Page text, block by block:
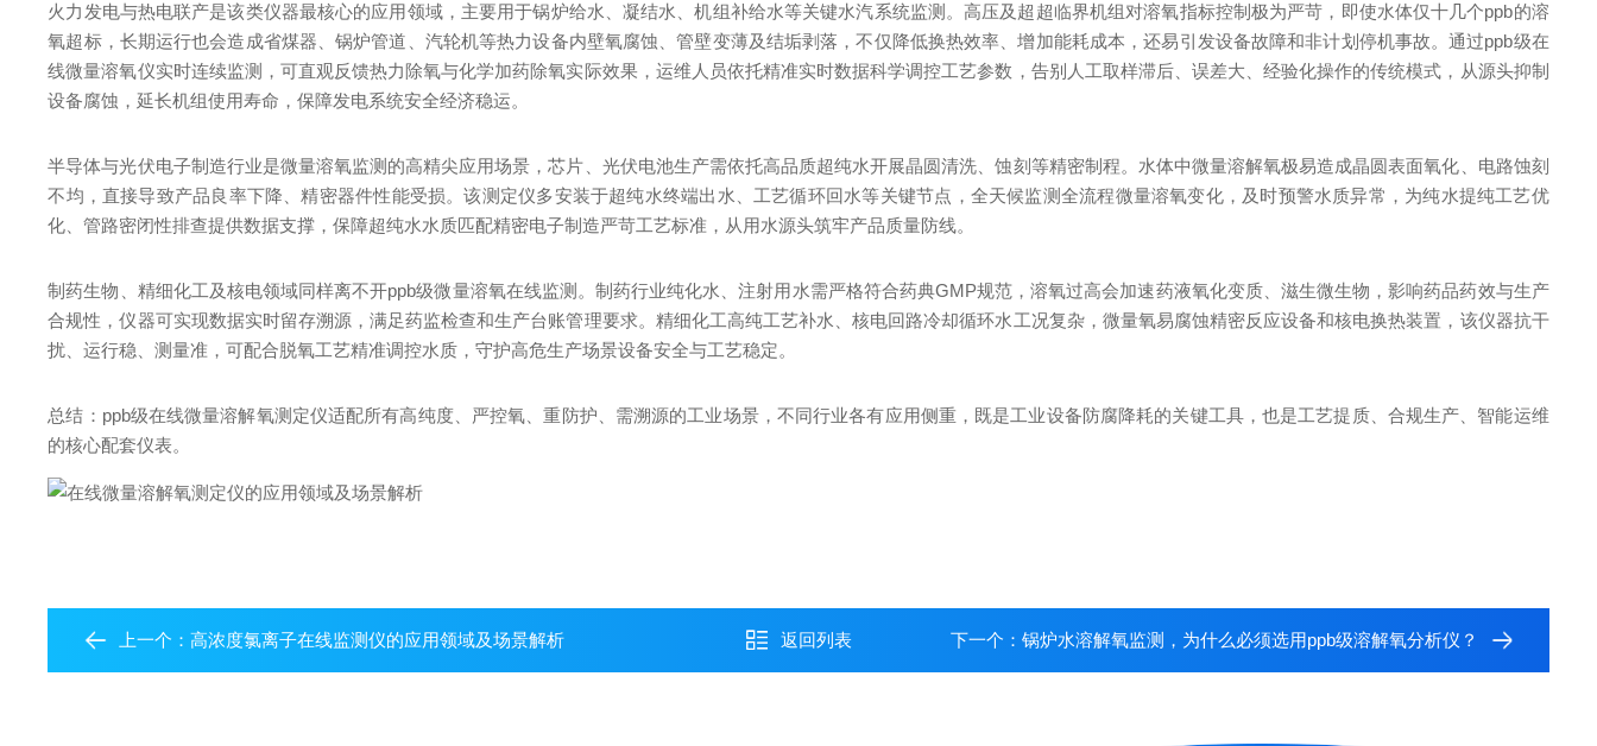
火力发电与热电联产是该类仪器最核心的应用领域，主要用于锅炉给水、凝结水、机组补给水等关键水汽系统监测。高压及超超临界机组对溶氧指标控制极为严苛，即使水体仅十几个ppb的溶
氧超标，长期运行也会造成省煤器、锅炉管道、汽轮机等热力设备内壁氧腐蚀、管壁变薄及结垢剥落，不仅降低换热效率、增加能耗成本，还易引发设备故障和非计划停机事故。通过ppb级在
线微量溶氧仪实时连续监测，可直观反馈热力除氧与化学加药除氧实际效果，运维人员依托精准实时数据科学调控工艺参数，告别人工取样滞后、误差大、经验化操作的传统模式，从源头抑制
设备腐蚀，延长机组使用寿命，保障发电系统安全经济稳运。
半导体与光伏电子制造行业是微量溶氧监测的高精尖应用场景，芯片、光伏电池生产需依托高品质超纯水开展晶圆清洗、蚀刻等精密制程。水体中微量溶解氧极易造成晶圆表面氧化、电路蚀刻
不均，直接导致产品良率下降、精密器件性能受损。该测定仪多安装于超纯水终端出水、工艺循环回水等关键节点，全天候监测全流程微量溶氧变化，及时预警水质异常，为纯水提纯工艺优
化、管路密闭性排查提供数据支撑，保障超纯水水质匹配精密电子制造严苛工艺标准，从用水源头筑牢产品质量防线。
制药生物、精细化工及核电领域同样离不开ppb级微量溶氧在线监测。制药行业纯化水、注射用水需严格符合药典GMP规范，溶氧过高会加速药液氧化变质、滋生微生物，影响药品药效与生产
合规性，仪器可实现数据实时留存溯源，满足药监检查和生产台账管理要求。精细化工高纯工艺补水、核电回路冷却循环水工况复杂，微量氧易腐蚀精密反应设备和核电换热装置，该仪器抗干
扰、运行稳、测量准，可配合脱氧工艺精准调控水质，守护高危生产场景设备安全与工艺稳定。
总结：ppb级在线微量溶解氧测定仪适配所有高纯度、严控氧、重防护、需溯源的工业场景，不同行业各有应用侧重，既是工业设备防腐降耗的关键工具，也是工艺提质、合规生产、智能运维
的核心配套仪表。
上一个：高浓度氯离子在线监测仪的应用领域及场景解析 返回列表 下一个： 锅炉水溶解氧监测，为什么必须选用ppb级溶解氧分析仪？